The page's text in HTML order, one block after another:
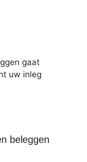
gaat
uw inleg
beleggen